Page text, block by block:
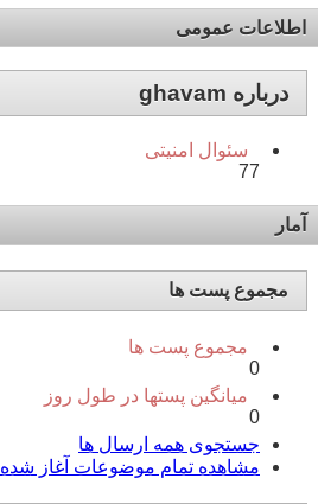
اطلاعات عمومی
درباره ghavam
سئوال امنیتی
77
آمار
مجموع پست ها
مجموع پست ها
0
میانگین پستها در طول روز
0
جستجوی همه ارسال ها
مشاهده تمام موضوعات آغاز شده